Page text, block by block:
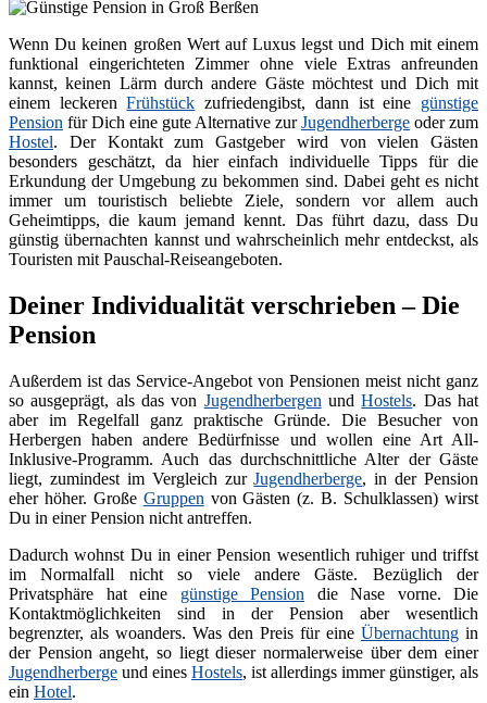
Wenn Du keinen großen Wert auf Luxus legst und Dich mit einem
funktional eingerichteten Zimmer ohne viele Extras anfreunden
kannst, keinen Lärm durch andere Gäste möchtest und Dich mit
einem leckerenFrühstück zufriedengibst, dann ist eine günstige
Pension für Dich eine gute Alternative zurJugendherberge oder zum
Hostel. Der Kontakt zum Gastgeber wird von vielen Gästen
besonders geschätzt, da hier einfach individuelle Tipps für die
Erkundung der Umgebung zu bekommen sind. Dabei geht es nicht
immer um touristisch beliebte Ziele, sondern vor allem auch
Geheimtipps, die kaum jemand kennt. Das führt dazu, dass Du
günstig übernachten kannst und wahrscheinlich mehr entdeckst, als
Touristen mit Pauschal-Reiseangeboten.
Deiner Individualität verschrieben – Die
Pension
Außerdem ist das Service-Angebot von Pensionen meist nicht ganz
so ausgeprägt, als das von Jugendherbergen undHostels. Das hat
aber im Regelfall ganz praktische Gründe. Die Besucher von
Herbergen haben andere Bedürfnisse und wollen eine Art All-
Inklusive-Programm. Auch das durchschnittliche Alter der Gäste
liegt, zumindest im Vergleich zurJugendherberge, in der Pension
eher höher. Große Gruppen von Gästen (z. B. Schulklassen) wirst
Du in einer Pension nicht antreffen.
Dadurch wohnst Du in einer Pension wesentlich ruhiger und triffst
im Normalfall nicht so viele andere Gäste. Bezüglich der
Privatsphäre hat eine günstige Pension die Nase vorne. Die
Kontaktmöglichkeiten sind in der Pension aber wesentlich
begrenzter, als woanders. Was den Preis für eine Übernachtung in
der Pension angeht, so liegt dieser normalerweise über dem einer
Jugendherberge und eines Hostels, ist allerdings immer günstiger, als
ein Hotel.